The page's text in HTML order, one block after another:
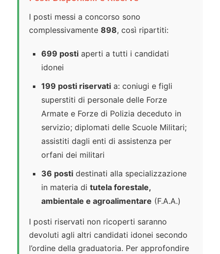
I posti messi a concorso sono
complessivamente 898, così ripartiti:
699 posti aperti a tutti i candidati
idonei
199 posti riservati a: coniugi e figli
superstiti di personale delle Forze
Armate e Forze di Polizia deceduto in
servizio; diplomati delle Scuole Militari;
assistiti dagli enti di assistenza per
orfani dei militari
36 posti destinati alla specializzazione
in materia di tutela forestale,
ambientale e agroalimentare (F.A.A.)
I posti riservati non ricoperti saranno
devoluti agli altri candidati idonei secondo
l’ordine della graduatoria. Per approfondire